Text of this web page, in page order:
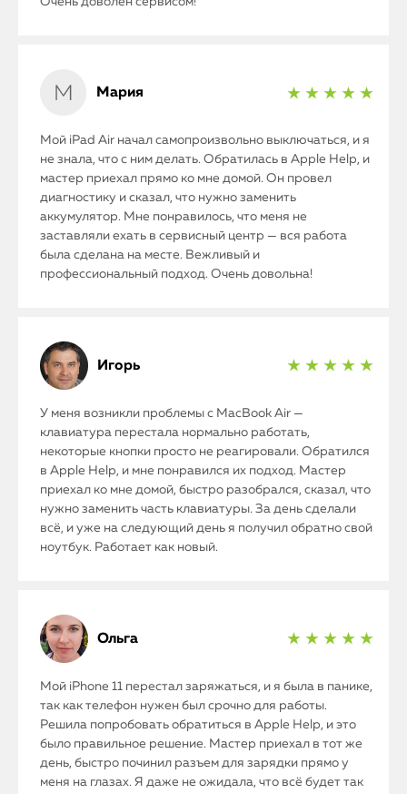
Мария ★ ★ ★ ★ ★
Мой iPad Air начал самопроизвольно выключаться, и я
не знала, что с ним делать. Обратилась в Apple Help, и
мастер приехал прямо ко мне домой. Он провел
диагностику и сказал, что нужно заменить
аккумулятор. Мне понравилось, что меня не
заставляли ехать в сервисный центр — вся работа
была сделана на месте. Вежливый и
профессиональный подход. Очень довольна!
Игорь ★ ★ ★ ★ ★
У меня возникли проблемы с MacBook Air —
клавиатура перестала нормально работать,
некоторые кнопки просто не реагировали. Обратился
в Apple Help, и мне понравился их подход. Мастер
приехал ко мне домой, быстро разобрался, сказал, что
нужно заменить часть клавиатуры. За день сделали
всё, и уже на следующий день я получил обратно свой
ноутбук. Работает как новый.
Ольга ★ ★ ★ ★ ★
Мой iPhone 11 перестал заряжаться, и я была в панике,
так как телефон нужен был срочно для работы.
Решила попробовать обратиться в Apple Help, и это
было правильное решение. Мастер приехал в тот же
день, быстро починил разъем для зарядки прямо у
меня на глазах. Я даже не ожидала, что всё будет так